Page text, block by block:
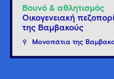
Βουνό & αθλητισμός
Οικογενειακή
της Βαμβακούς
Μονοπάτια της